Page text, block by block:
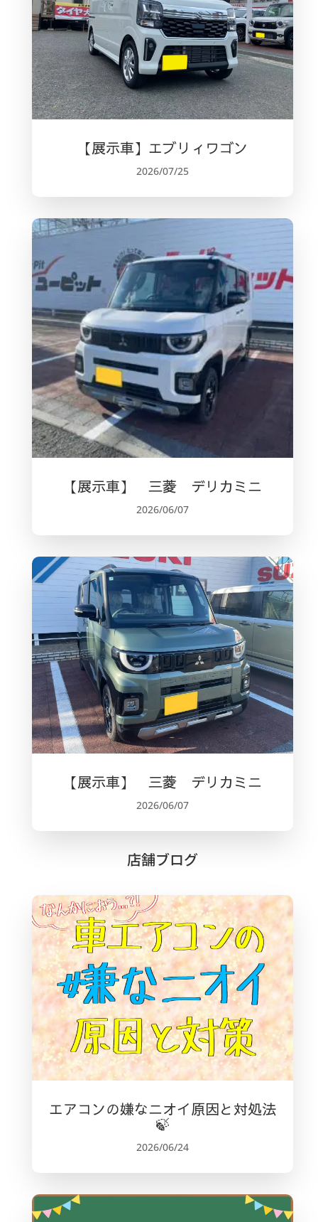
【展示車】エブリィワゴン
2026/07/25
【展示車】 三菱 デリカミニ
2026/06/07
【展示車】 三菱 デリカミニ
2026/06/07
店舗ブログ
エアコンの嫌なニオイ原因と対処法
🍃
2026/06/24